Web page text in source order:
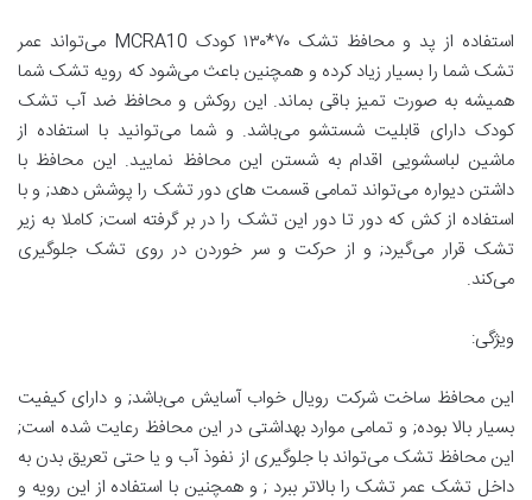
استفاده از پد و محافظ تشک ۷۰*۱۳۰ کودک MCRA10 می‌تواند عمر
تشک شما را بسیار زیاد کرده و همچنین باعث می‌شود که رویه تشک شما
همیشه به صورت تمیز باقی بماند. این روکش و محافظ ضد آب تشک
کودک دارای قابلیت شستشو می‌باشد. و شما می‌توانید با استفاده از
ماشین لباسشویی اقدام به شستن این محافظ نمایید. این محافظ با
داشتن دیواره می‌تواند تمامی قسمت های دور تشک را پوشش دهد; و با
استفاده از کش که دور تا دور این تشک را در بر گرفته است; کاملا به زیر
تشک قرار می‌گیرد; و از حرکت و سر خوردن در روی تشک جلوگیری
می‌کند.
ویژگی:
این محافظ ساخت شرکت رویال خواب آسایش می‌باشد; و دارای کیفیت
بسیار بالا بوده; و تمامی موارد بهداشتی در این محافظ رعایت شده است;
این محافظ تشک می‌تواند با جلوگیری از نفوذ آب و یا حتی تعریق بدن به
داخل تشک عمر تشک را بالاتر ببرد ; و همچنین با استفاده از این رویه و